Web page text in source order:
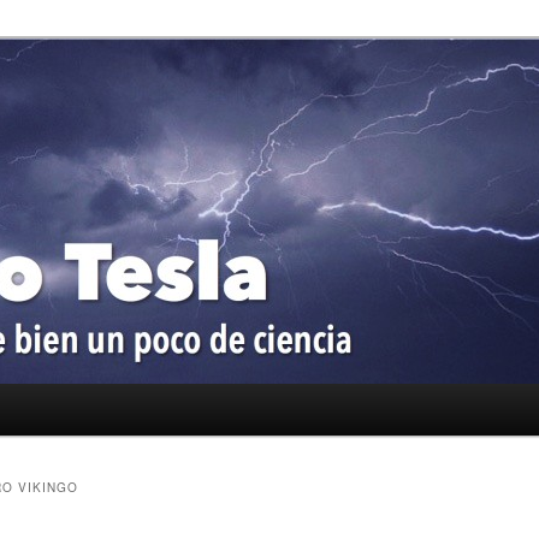
de ciencia
VIKINGO